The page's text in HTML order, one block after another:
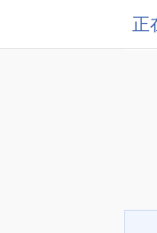
正